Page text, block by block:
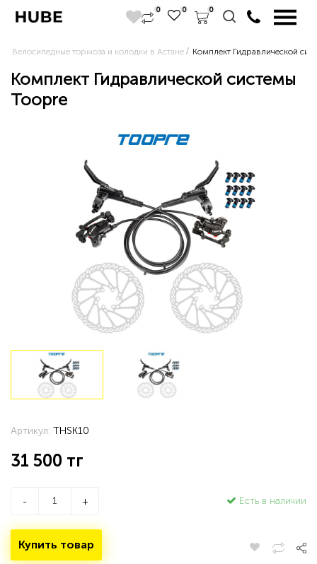
0 0 0
Велосипедные тормоза и колодки в Астане Комплект Гидравлической
Комплект Гидравлической системы
Toopre
Артикул: THSK10
31 500 тг
- + Есть в наличии
Купить товар